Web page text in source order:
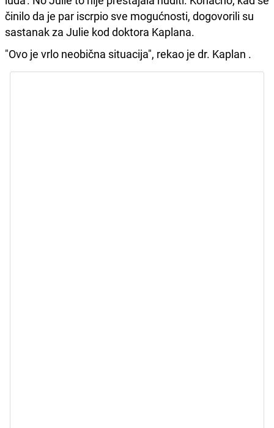
činilo da je par iscrpio sve mogućnosti, dogovorili su
sastanak za Julie kod doktora Kaplana.
"Ovo je vrlo neobična situacija", rekao je dr. Kaplan .